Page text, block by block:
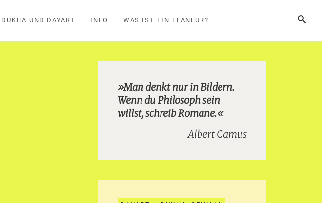
SUCHE
DUKHA UND DAYART INFO WAS IST EIN FLANEUR?
»Man denkt nur in Bildern.
Wenn du Philosoph sein
willst, schreib Romane.«
Albert Camus